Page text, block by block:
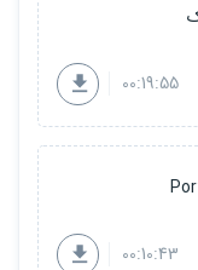
00:19:55
00:10:43